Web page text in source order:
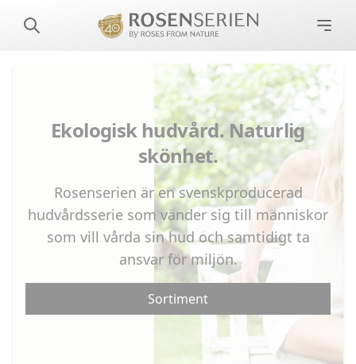
Ekologisk hudvård. Naturlig
skönhet.
Rosenserien är en svenskproducerad
hudvårdsserie som vänder sig till människor
som vill vårda sin hud och samtidigt ta
ansvar för miljön.
Sortiment